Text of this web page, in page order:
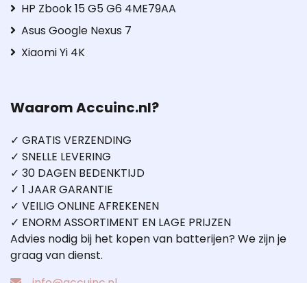
HP Zbook 15 G5 G6 4ME79AA
Asus Google Nexus 7
Xiaomi Yi 4K
Waarom Accuinc.nl?
✓ GRATIS VERZENDING
✓ SNELLE LEVERING
✓ 30 DAGEN BEDENKTIJD
✓ 1 JAAR GARANTIE
✓ VEILIG ONLINE AFREKENEN
✓ ENORM ASSORTIMENT EN LAGE PRIJZEN
Advies nodig bij het kopen van batterijen? We zijn je
graag van dienst.